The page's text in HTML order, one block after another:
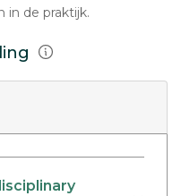
in de praktijk.